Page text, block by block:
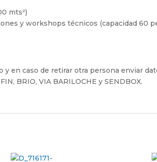
mts²)
y workshops técnicos (capacidad 60
y en caso de retirar otra persona enviar
BRIO, VIA BARILOCHE y SENDBOX.